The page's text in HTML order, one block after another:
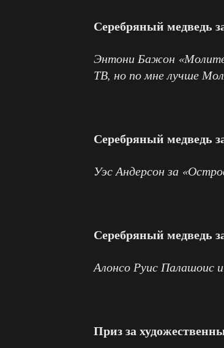
Серебряный медведь
Энтони Бажон
ТВ, но по мне лучше
Серебряный медведь
Уэс Андерсон за
Серебряный медведь
Алонсо Руис Палашоис
Приз за